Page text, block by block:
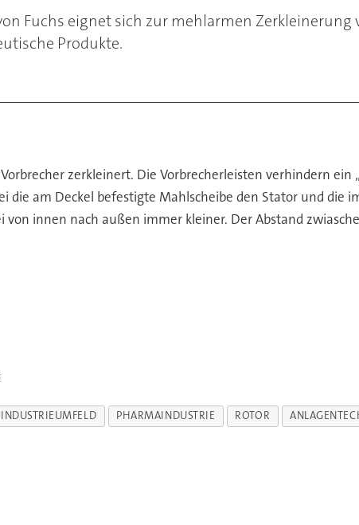
Fuchs eignet sich zur mehlarmen Zerkleinerung
Produkte.
zerkleinert. Die Vorbrecherleisten verhindern ein
die am Deckel befestigte Mahlscheibe den Stator und die
innen nach außen immer kleiner. Der Abstand
PHARMAINDUSTRIE ROTOR